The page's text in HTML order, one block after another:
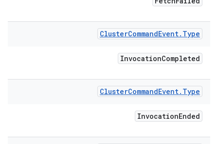
ClusterCommandEvent. Type
InvocationCompleted
ClusterCommandEvent. Type
InvocationEnded